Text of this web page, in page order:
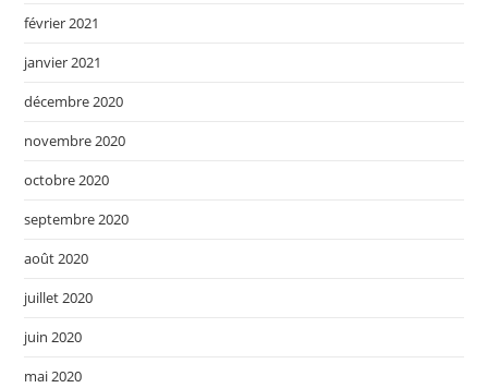
février 2021
janvier 2021
décembre 2020
novembre 2020
octobre 2020
septembre 2020
août 2020
juillet 2020
juin 2020
mai 2020